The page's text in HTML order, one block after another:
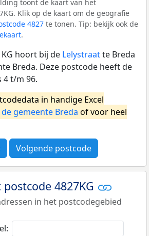
toont de kaart van het
Klik op de kaart om de geografie
4827 te tonen. Tip: bekijk ook de
.
hoort bij de Lelystraatte Breda
Breda. Deze postcode heeft de
4 t/m 96.
in handige Excel
de gemeente Breda of voor heel
Volgende postcode
4827KG
in het postcodegebied